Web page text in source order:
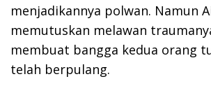
menjadikannya polwan. Namun
memutuskan melawan
membuat bangga kedua orang
telah berpulang.